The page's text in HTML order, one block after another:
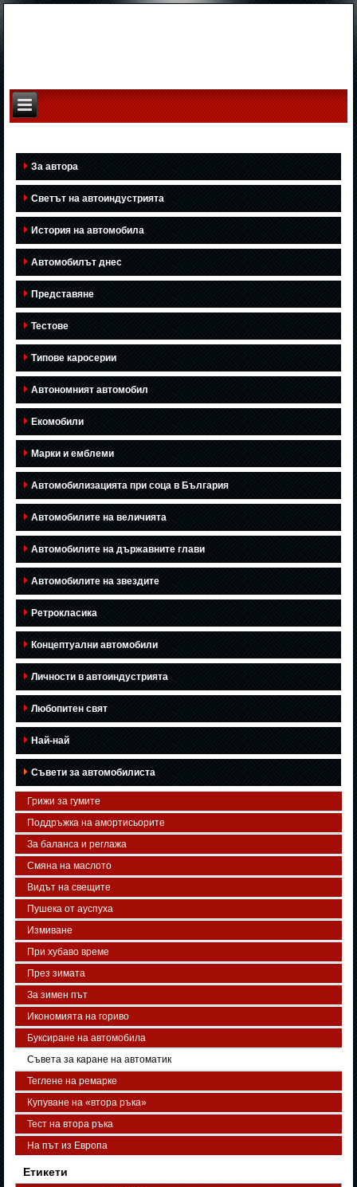
За автора
Светът на автоиндустрията
История на автомобила
Автомобилът днес
Представяне
Тестове
Типове каросерии
Автономният автомобил
Екомобили
Марки и емблеми
Автомобилизацията при соца в България
Автомобилите на величията
Автомобилите на държавните глави
Автомобилите на звездите
Ретрокласика
Концептуални автомобили
Личности в автоиндустрията
Любопитен свят
Най-най
Съвети за автомобилиста
Грижи за гумите
Поддръжка на амортисьорите
За баланса и реглажа
Смяна на маслото
Видът на свещите
Пушека от ауспуха
Измиване
При хубаво време
През зимата
За зимен път
Икономията на гориво
Буксиране на автомобила
Съвета за каране на автоматик
Теглене на ремарке
Купуване на «втора ръка»
Тест на втора ръка
На път из Европа
Етикети